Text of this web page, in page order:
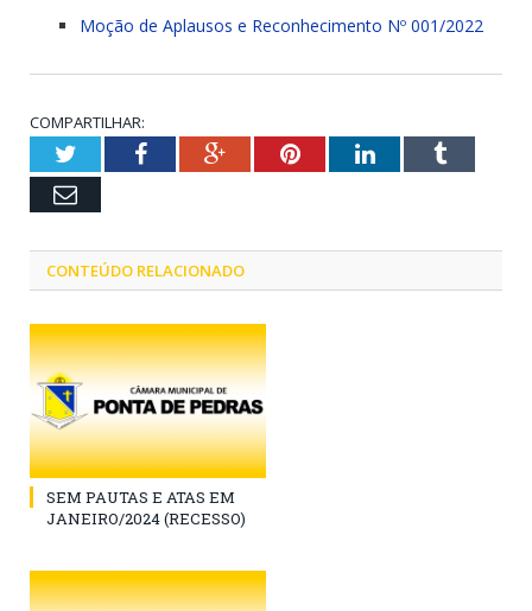
Moção de Aplausos e Reconhecimento Nº 001/2022
COMPARTILHAR:
TwitterFacebookGoogle+PinterestLinkedInTumblr
Email
CONTEÚDO RELACIONADO
SEM PAUTAS E ATAS EM
JANEIRO/2024 (RECESSO)